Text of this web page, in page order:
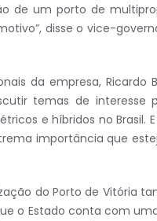
de um porto de
disse o vice-
da empresa, Ricardo
temas de interesse
e híbridos no Brasil.
importância que
do Porto de Vitória
o Estado conta com